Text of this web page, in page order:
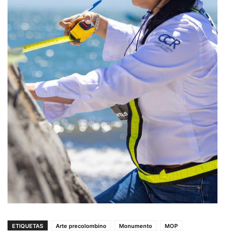
ETIQUETAS Arte precolombino Monumento
MOP